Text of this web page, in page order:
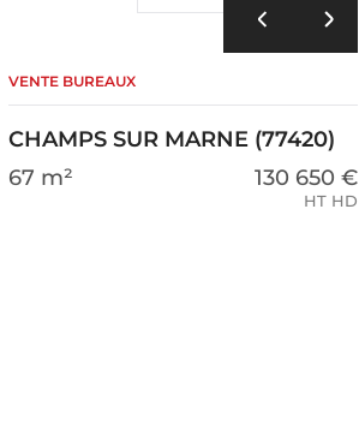
VENTE BUREAUX
CHAMPS SUR MARNE (77420)
67 m²
130 650 €
HT HD